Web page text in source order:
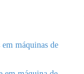
máquinas de